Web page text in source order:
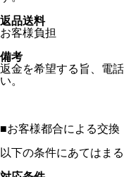
返品送料
お客様負担
備考
返金を希望する旨、電
い。
■お客様都合による交換
以下の条件にあてはま